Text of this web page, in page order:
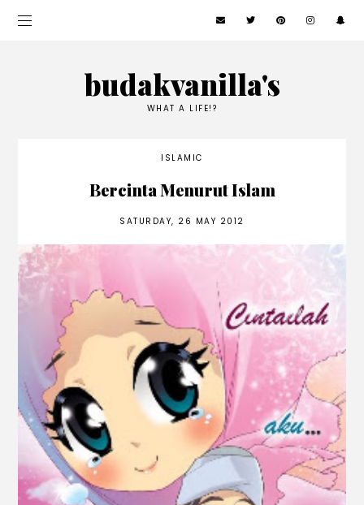
budakvanilla's
WHAT A LIFE!?
ISLAMIC
Bercinta Menurut Islam
SATURDAY, 26 MAY 2012